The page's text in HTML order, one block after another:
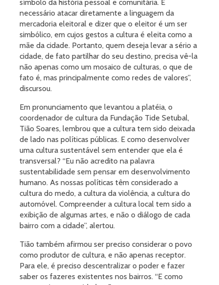
símbolo da história pessoal e comunitária. É
necessário atacar diretamente a linguagem da
mercadoria eleitoral e dizer que o eleitor é um ser
simbólico, em cujos gestos a cultura é eleita como a
mãe da cidade. Portanto, quem deseja levar a sério a
cidade, de fato partilhar do seu destino, precisa vê-la
não apenas como um mosaico de culturas, o que de
fato é, mas principalmente como redes de valores”,
discursou.
Em pronunciamento que levantou a platéia, o
coordenador de cultura da Fundação Tide Setubal,
Tião Soares, lembrou que a cultura tem sido deixada
de lado nas políticas públicas. E como desenvolver
uma cultura sustentável sem entender que ela é
transversal? “Eu não acredito na palavra
sustentabilidade sem pensar em desenvolvimento
humano. As nossas políticas têm considerado a
cultura do medo, a cultura da violência, a cultura do
automóvel. Compreender a cultura local tem sido a
exibição de algumas artes, e não o diálogo de cada
bairro com a cidade”, alertou.
Tião também afirmou ser preciso considerar o povo
como produtor de cultura, e não apenas receptor.
Para ele, é preciso descentralizar o poder e fazer
saber os fazeres existentes nos bairros. “E como